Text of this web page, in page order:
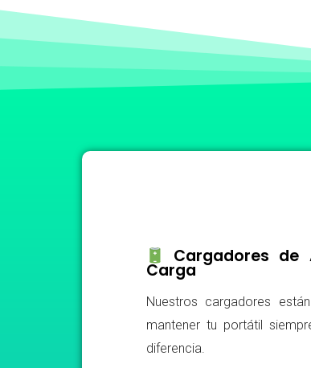
Cargadores de
Carga
Nuestros cargadores
mantener tu portátil
diferencia.